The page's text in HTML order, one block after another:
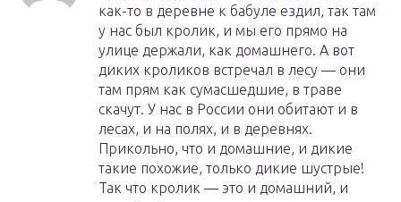
как-то в деревне к бабуле ездил, так там
у нас был кролик, и мы его прямо на
улице держали, как домашнего. А вот
диких кроликов встречал в лесу — они
там прям как сумасшедшие, в траве
скачут. У нас в России они обитают и в
лесах, и на полях, и в деревнях.
Прикольно, что и домашние, и дикие
такие похожие, только дикие шустрые!
Так что кролик — это и домашний, и